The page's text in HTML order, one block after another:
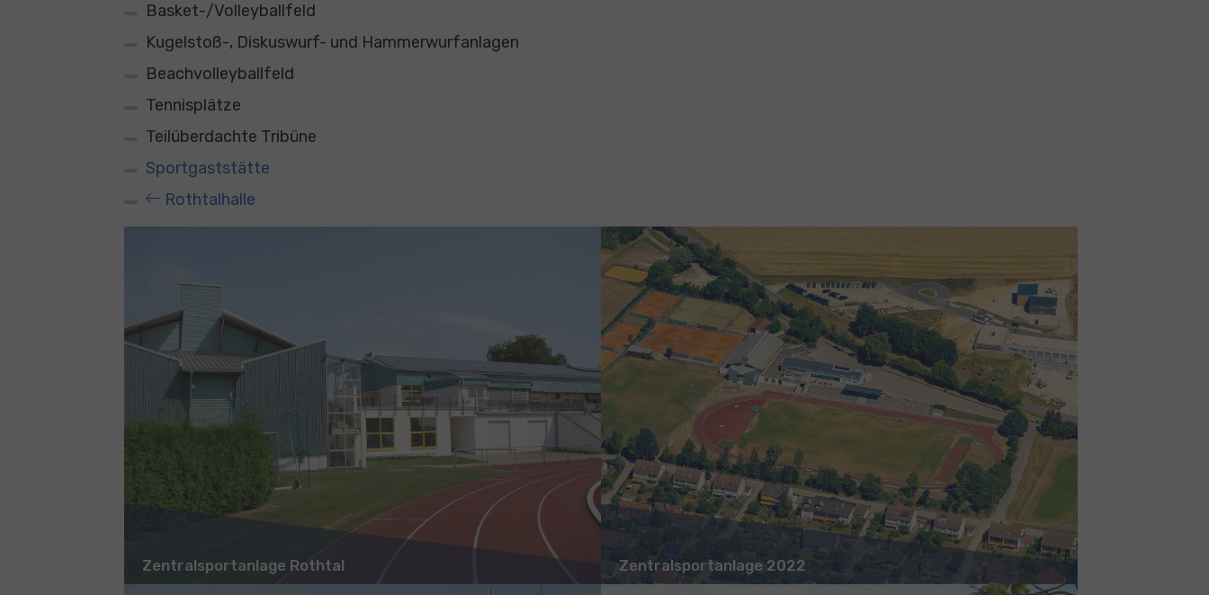
Basket-/Volleyballfeld
Kugelstoß-, Diskuswurf- und Hammerwurfanlagen
Beachvolleyballfeld
Tennisplätze
Teilüberdachte Tribüne
Sportgaststätte
Rothtalhalle
Zentralsportanlage Rothtal
Show larger version for:
Zentralsportanlage 2022